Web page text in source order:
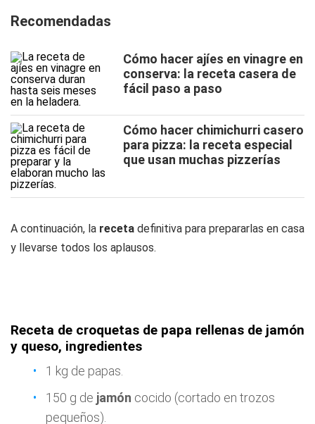
Recomendadas
Cómo hacer ajíes en vinagre en
conserva: la receta casera de
fácil paso a paso
Cómo hacer chimichurri casero
para pizza: la receta especial
que usan muchas pizzerías
A continuación, la receta definitiva para prepararlas en casa
y llevarse todos los aplausos.
Receta de croquetas de papa rellenas de jamón
y queso, ingredientes
1 kg de papas.
150 g de jamón cocido (cortado en trozos
pequeños).